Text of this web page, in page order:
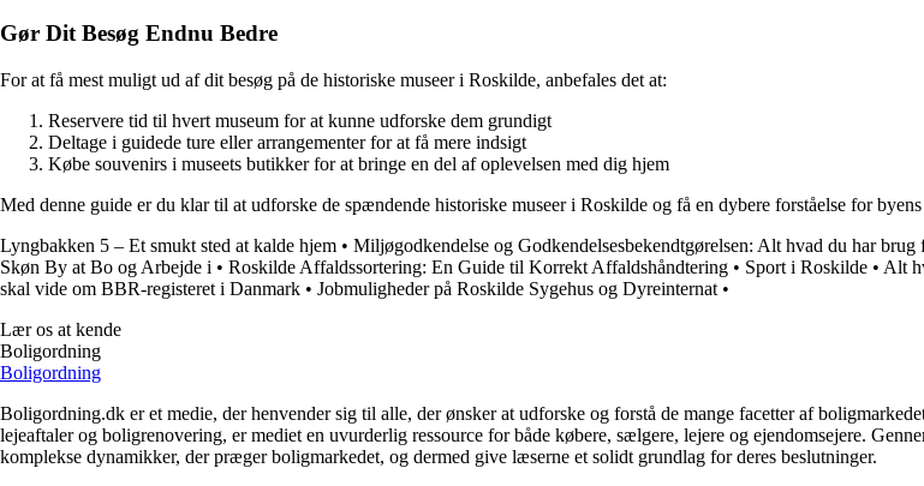
Gør Dit Besøg Endnu Bedre
For at få mest muligt ud af dit besøg på de historiske museer i Roskilde, anbefales det at:
Reservere tid til hvert museum for at kunne udforske dem grundigt
Deltage i guidede ture eller arrangementer for at få mere indsigt
Købe souvenirs i museets butikker for at bringe en del af oplevelsen med dig hjem
Med denne guide er du klar til at udforske de spændende historiske museer i Roskilde og få en dybere forståelse for
Lyngbakken 5 – Et smukt sted at kalde hjem • Miljøgodkendelse og Godkendelsesbekendtgørelsen: Alt hvad du har brug
Skøn By at Bo og Arbejde i • Roskilde Affaldssortering: En Guide til Korrekt Affaldshåndtering • Sport i Roskilde • Alt
skal vide om BBR-registeret i Danmark • Jobmuligheder på Roskilde Sygehus og Dyreinternat •
Lær os at kende
Boligordning
Boligordning
Boligordning.dk er et medie, der henvender sig til alle, der ønsker at udforske og forstå de mange facetter af
lejeaftaler og boligrenovering, er mediet en uvurderlig ressource for både købere, sælgere, lejere og ejendomsejere.
komplekse dynamikker, der præger boligmarkedet, og dermed give læserne et solidt grundlag for deres beslutninger.